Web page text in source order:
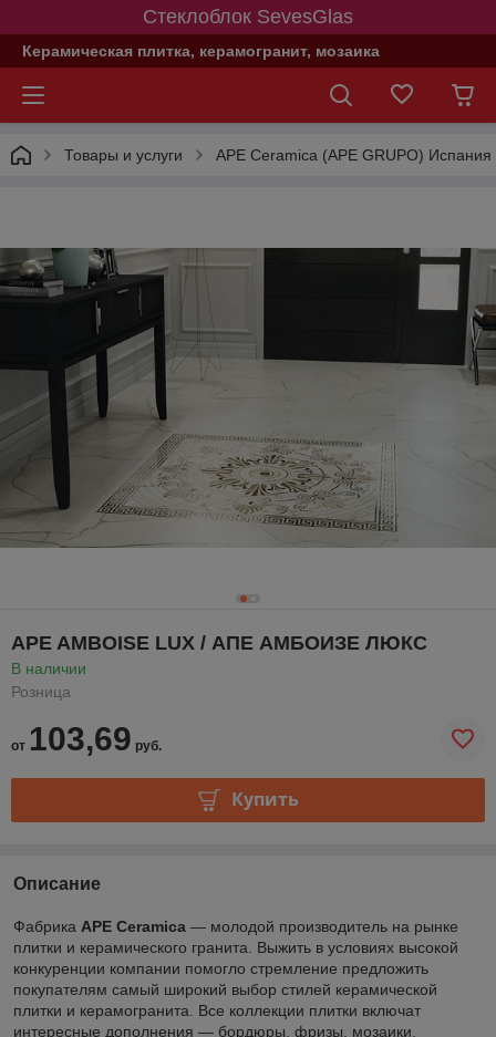
Стеклоблок SevesGlas
Керамическая плитка, керамогранит, мозаика
Товары и услуги APE Ceramica (APE GRUPO) Испания
APE AMBOISE LUX / АПЕ АМБОИЗЕ ЛЮКС
В наличии
Розница
от 103,69 руб.
Купить
Описание
Фабрика APE Ceramica — молодой производитель на рынке
плитки и керамического гранита. Выжить в условиях высокой
конкуренции компании помогло стремление предложить
покупателям самый широкий выбор стилей керамической
плитки и керамогранита. Все коллекции плитки включат
интересные дополнения — бордюры, фризы, мозаики,